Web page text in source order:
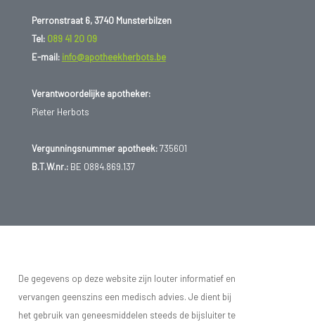
Perronstraat 6, 3740 Munsterbilzen
Tel: 089 41 20 09
E-mail: info@apotheekherbots.be
Verantwoordelijke apotheker:
Pieter Herbots
Vergunningsnummer apotheek:735601
B.T.W.nr.:BE 0884.869.137
De gegevens op deze website zijn louter informatief en
vervangen geenszins een medisch advies. Je dient bij
het gebruik van geneesmiddelen steeds de bijsluiter te